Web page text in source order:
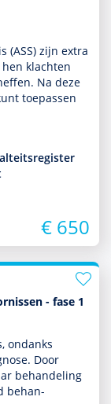
(ASS) zijn extra
klachten
Na deze
toe­pas­sen
€ 650
- fase 1
ondanks
Door
behan­del­ing
behan­